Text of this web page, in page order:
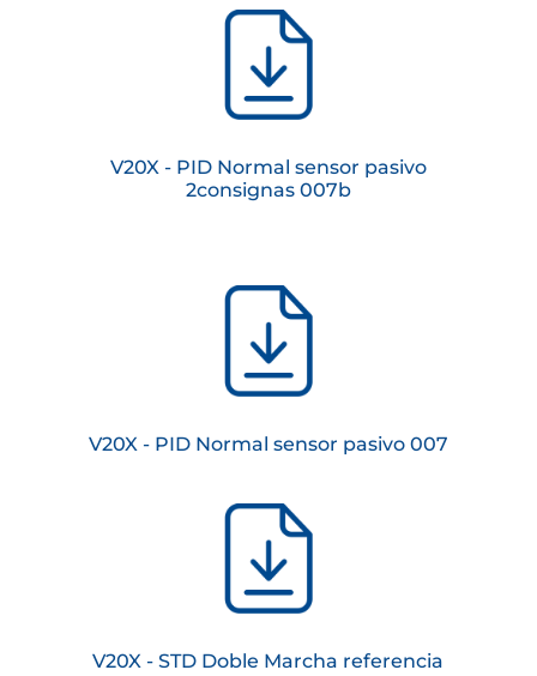
V20X - PID Normal sensor pasivo
2consignas 007b
V20X - PID Normal sensor pasivo 007
V20X - STD Doble Marcha referencia